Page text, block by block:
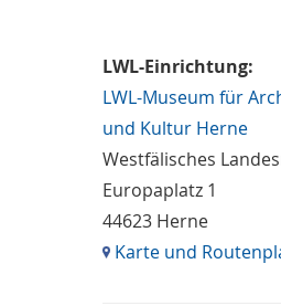
LWL-Einrichtung:
LWL-Museum für
und Kultur Herne
Westfälisches
Europaplatz 1
44623 Herne
Karte und